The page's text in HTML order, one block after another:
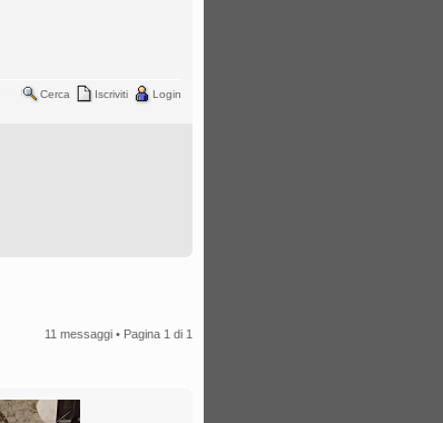
Cerca Iscriviti Login
11 messaggi • Pagina 1 di 1